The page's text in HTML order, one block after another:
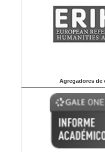
Agregadores de